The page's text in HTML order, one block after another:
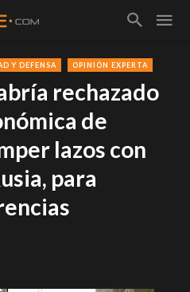
Y DEFENSA OPINIÓN EXPERTA
rechazado
de
lazos con
para